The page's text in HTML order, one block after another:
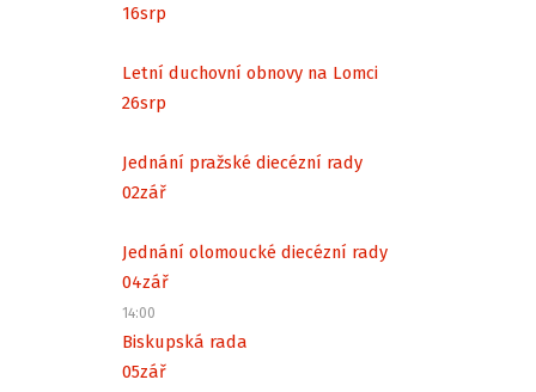
16srp
Letní duchovní obnovy na Lomci
26srp
Jednání pražské diecézní rady
02zář
Jednání olomoucké diecézní rady
04zář
14:00
Biskupská rada
05zář